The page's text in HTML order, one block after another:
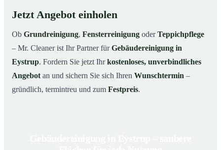
Jetzt Angebot einholen
Ob Grundreinigung, Fensterreinigung oderTeppichpflege
– Mr. Cleaner ist Ihr Partner fürGebäudereinigung in
Eystrup. Fordern Sie jetzt Ihrkostenloses, unverbindliches
Angebot an und sichern Sie sich Ihren Wunschtermin –
gründlich, termintreu und zum Festpreis.